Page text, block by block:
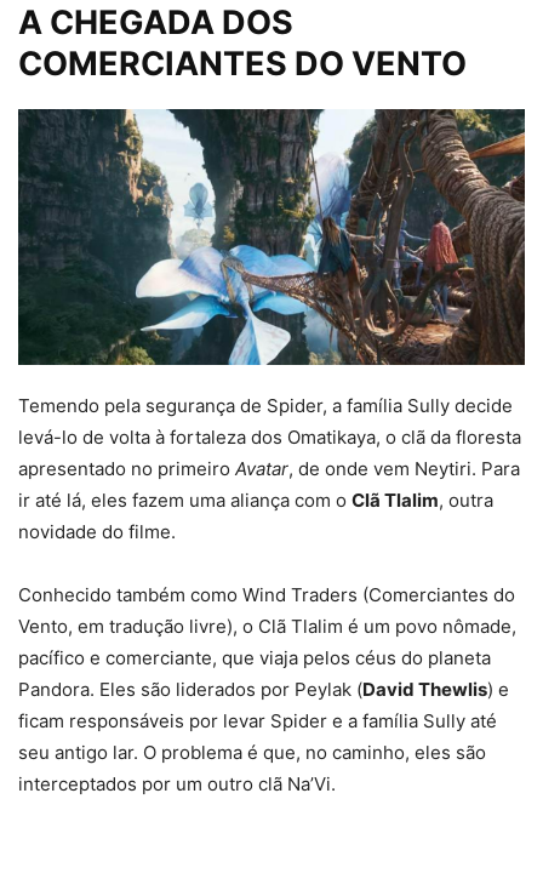
A CHEGADA DOS
COMERCIANTES DO VENTO
Temendo pela segurança de Spider, a família Sully decide
levá-lo de volta à fortaleza dos Omatikaya, o clã da floresta
apresentado no primeiro Avatar, de onde vem Neytiri. Para
ir até lá, eles fazem uma aliança com o Clã Tlalim, outra
novidade do filme.
Conhecido também como Wind Traders (Comerciantes do
Vento, em tradução livre), o Clã Tlalim é um povo nômade,
pacífico e comerciante, que viaja pelos céus do planeta
Pandora. Eles são liderados por Peylak (David Thewlis) e
ficam responsáveis por levar Spider e a família Sully até
seu antigo lar. O problema é que, no caminho, eles são
interceptados por um outro clã Na’Vi.